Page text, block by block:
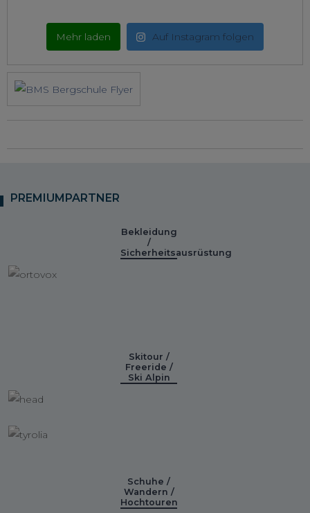
Mehr laden Auf Instagram folgen
PREMIUMPARTNER
Bekleidung
/
Sicherheitsausrüstung
Skitour /
Freeride /
Ski Alpin
Schuhe /
Wandern /
Hochtouren